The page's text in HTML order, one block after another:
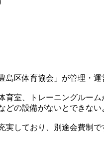
区体育協会」が管理・運
室、トレーニングルーム
の設備がないとできない
しており、別途会費制で